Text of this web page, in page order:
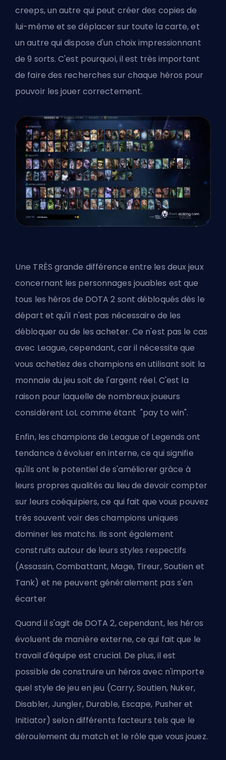
creeps, un autre qui peut créer des copies de
lui-même et se déplacer sur toute la carte, et
un autre qui dispose d'un choix impressionnant
de 9 sorts. C'est pourquoi, il est très important
de faire des recherches sur chaque héros pour
pouvoir les jouer correctement.
Une TRÈS grande différence entre les deux jeux
concernant les personnages jouables est que
tous les héros de DOTA 2 sont débloqués dès le
départ et qu'il n'est pas nécessaire de les
débloquer ou de les acheter. Ce n'est pas le cas
avec League, cependant, car il nécessite que
vous achetiez des champions en utilisant soit la
monnaie du jeu soit de l'argent réel. C'est la
raison pour laquelle de nombreux joueurs
considèrent LoL comme étant "pay to win".
Enfin, les champions de League of Legends ont
tendance à évoluer en interne, ce qui signifie
qu'ils ont le potentiel de s'améliorer grâce à
leurs propres qualités au lieu de devoir compter
sur leurs coéquipiers, ce qui fait que vous pouvez
très souvent voir des champions uniques
dominer les matchs. Ils sont également
construits autour de leurs styles respectifs
(Assassin, Combattant, Mage, Tireur, Soutien et
Tank) et ne peuvent généralement pas s'en
écarter
Quand il s'agit de DOTA 2, cependant, les héros
évoluent de manière externe, ce qui fait que le
travail d'équipe est crucial. De plus, il est
possible de construire un héros avec n'importe
quel style de jeu en jeu (Carry, Soutien, Nuker,
Disabler, Jungler, Durable, Escape, Pusher et
Initiator) selon différents facteurs tels que le
déroulement du match et le rôle que vous jouez.